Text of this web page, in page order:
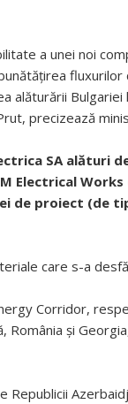
a unei noi
alăturării
precizează
SA alături
Electrical
de proiect (de
care s-a
Corridor,
și